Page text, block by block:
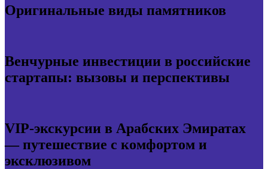
Оригинальные виды памятников
Венчурные инвестиции в российские
стартапы: вызовы и перспективы
VIP-экскурсии в Арабских Эмиратах
— путешествие с комфортом и
эксклюзивом